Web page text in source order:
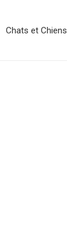
Chats et Chiens